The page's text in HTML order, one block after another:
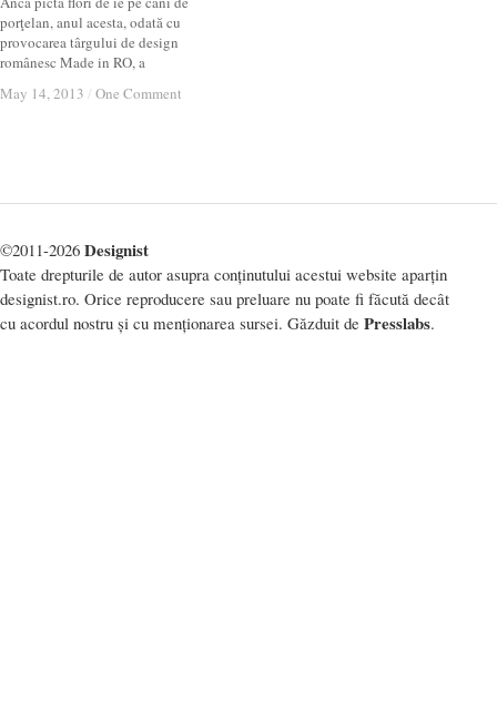
porţelan, anul acesta, odată cu
provocarea târgului de design
românesc Made in RO, a
May 14, 2013 / One Comment
May 14, 2013 / One Comment
©2011-2026 Designist
Toate drepturile de autor asupra conținutului acestui website aparțin
designist.ro. Orice reproducere sau preluare nu poate fi făcută decât
cu acordul nostru și cu menționarea sursei. Găzduit de Presslabs.